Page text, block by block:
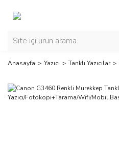
Anasayfa Yazıcı Tanklı Yazıcılar